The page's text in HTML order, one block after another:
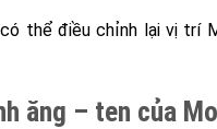
thể điều chỉnh lại vị trí
ăng – ten của